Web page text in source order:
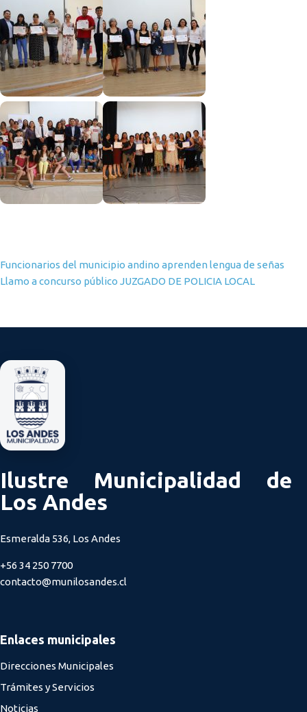
Navegación de entradas
Funcionarios del municipio andino aprenden lengua de señas
Llamo a concurso público JUZGADO DE POLICIA LOCAL
Ilustre Municipalidad de
Los Andes
Esmeralda 536, Los Andes
+56 34 250 7700
contacto@munilosandes.cl
Enlaces municipales
Direcciones Municipales
Trámites y Servicios
Noticias